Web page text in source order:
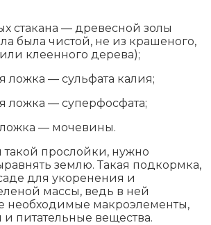
стакана — древесной золы
была чистой, не из крашеного,
клеенного дерева);
ложка — сульфата калия;
ложка — суперфосфата;
— мочевины.
такой прослойки, нужно
землю. Такая подкормка,
для укоренения и
массы, ведь в ней
необходимые макроэлементы,
питательные вещества.